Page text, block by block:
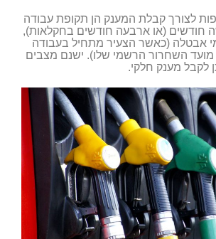
לצורך קבלת המענק הן תקופת עבודה
חודשים (או ארבעה חודשים בחקלאות),
אבטלה (כאשר הצעיר מתחיל בעבודה
השחרור הרשמי שלו). ישנם מצבים
לקבל מענק חלקי.